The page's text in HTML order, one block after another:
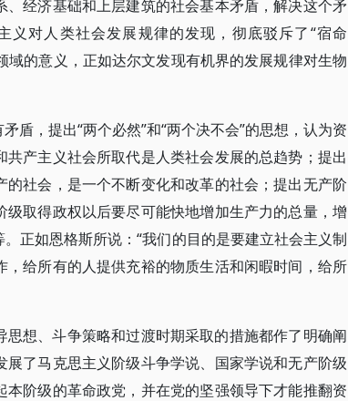
经济基础和上层建筑的社会基本矛盾，解决这个矛
义对人类社会发展规律的发现，彻底驳斥了“宿命
域的意义，正如达尔文发现有机界的发展规律对生物
盾，提出“两个必然”和“两个决不会”的思想，认为资
产主义社会所取代是人类社会发展的总趋势；提出
社会，是一个不断变化和改革的社会；提出无产阶
取得政权以后要尽可能快地增加生产力的总量，增
正如恩格斯所说：“我们的目的是要建立社会主义制
给所有的人提供充裕的物质生活和闲暇时间，给所
思想、斗争策略和过渡时期采取的措施都作了明确阐
了马克思主义阶级斗争学说、国家学说和无产阶级
阶级的革命政党，并在党的坚强领导下才能推翻资